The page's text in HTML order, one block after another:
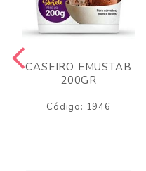
CASEIRO EMUSTAB
200GR
Código: 1946